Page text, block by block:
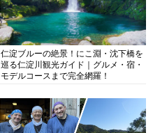
仁淀ブルーの絶景！にこ淵・沈下橋を
巡る仁淀川観光ガイド｜グルメ・宿・
モデルコースまで完全網羅！